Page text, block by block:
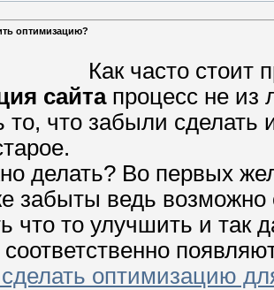
оптимизацию?
Как часто стоит
сайтапроцесс не из
то, что забыли
делать? Во первых
забыты ведь
что то улучшить и
сделать оптимизацию